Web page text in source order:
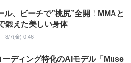
ル、ビーチで”桃尻”全開！MMAと
鍛えた美しい身体
8/7(金) 0:46
ーディング特化のAIモデル「Muse